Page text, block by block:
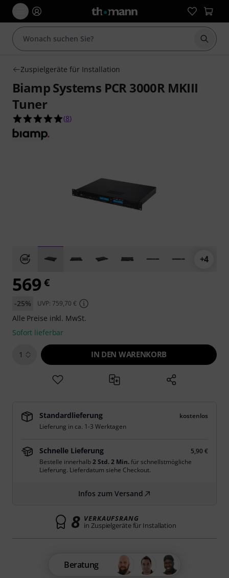
Suche
Zuspielgeräte für Installation
Biamp Systems PCR 3000R MKIII
Tuner
4.9 von 5 Sternen aus 8 Kundenbewertungen
(8)
+4
569 €
-25% UVP: 759,70 €
Alle Preise inkl. MwSt.
Sofort lieferbar
1 IN DEN WARENKORB
Standardlieferung
kostenlos
Lieferung in ca. 1-3 Werktagen
Schnelle Lieferung
5,90 €
Bestelle innerhalb2 Std. 2 Min.für schnellstmögliche
Lieferung. Lieferdatum siehe Checkout.
Infos zum Versand
8 VERKAUFSRANG
in Zuspielgeräte für Installation
Beratung